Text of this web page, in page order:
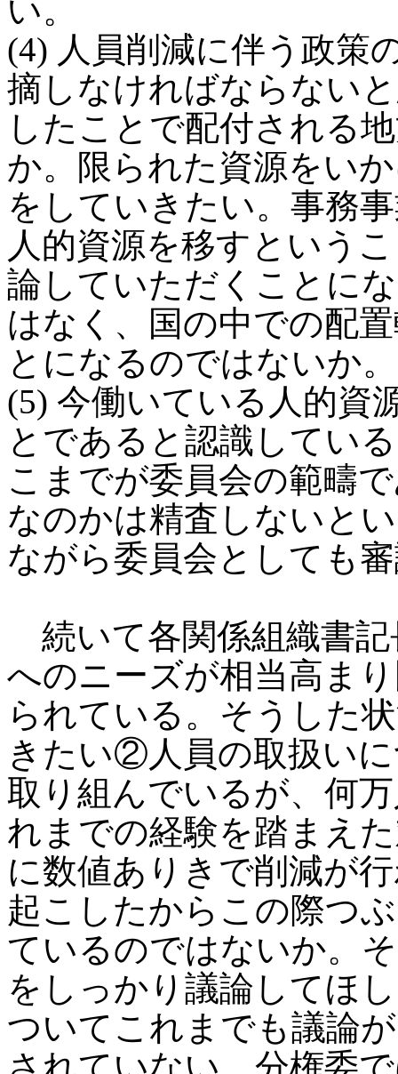
い。
(4) 人員削減に伴う政策
摘しなければならない
したことで配付される
か。限られた資源をい
をしていきたい。事務
人的資源を移すという
論していただくことに
はなく、国の中での配
とになるのではないか。
(5) 今働いている人的資
とであると認識してい
こまでが委員会の範疇
なのかは精査しないと
ながら委員会としても
続いて各関係組織書
へのニーズが相当高ま
られている。そうした
きたい②人員の取扱い
取り組んでいるが、何
れまでの経験を踏まえ
に数値ありきで削減が
起こしたからこの際つ
ているのではないか。
をしっかり議論してほ
ついてこれまでも議論